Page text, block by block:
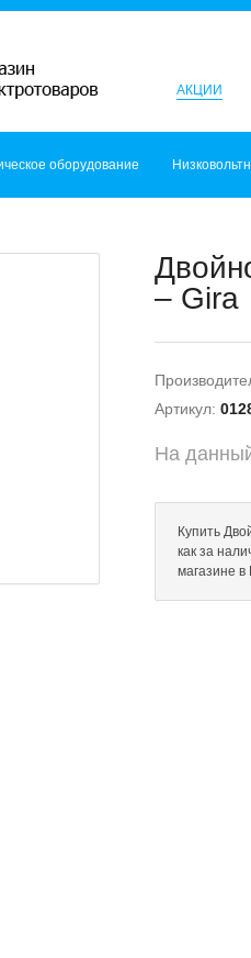
АКЦИИ
оборудование
– Gira
Артикул:
На
Купить
как за
магазине